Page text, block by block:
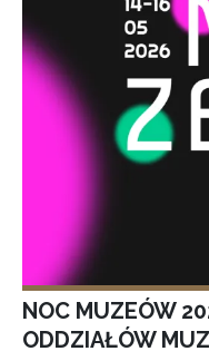
NOC MUZEÓW
ODDZIAŁÓW